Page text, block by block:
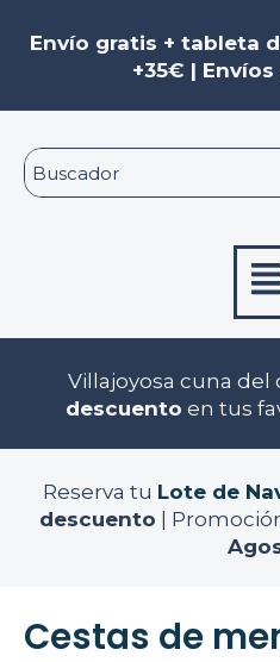
Envío gratis + tableta
+35€ |
Villajoyosa cuna del
descuento en tus
Reserva tu Lote de
descuento |
Cestas de